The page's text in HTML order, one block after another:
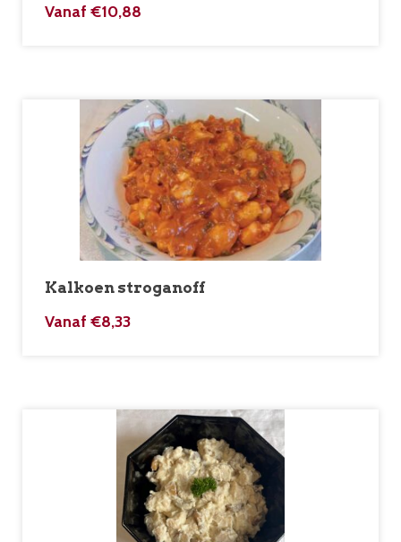
Vanaf €10,88
Kalkoen stroganoff
Vanaf €8,33